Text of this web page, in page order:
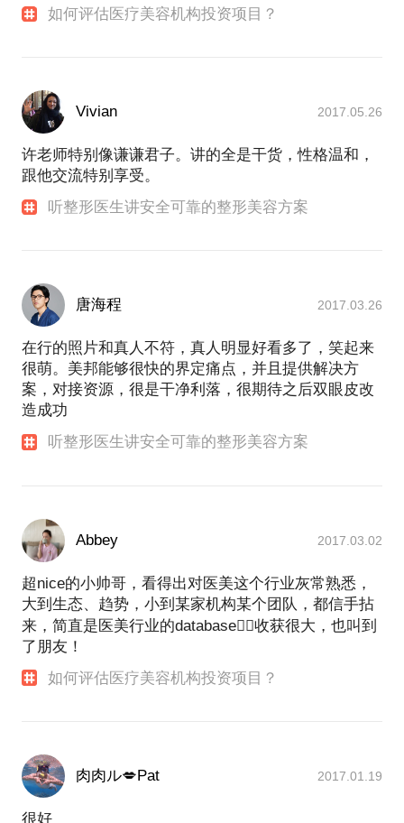
如何评估医疗美容机构投资项目？
Vivian 2017.05.26
许老师特别像谦谦君子。讲的全是干货，性格温和，
跟他交流特别享受。
听整形医生讲安全可靠的整形美容方案
唐海程 2017.03.26
在行的照片和真人不符，真人明显好看多了，笑起来
很萌。美邦能够很快的界定痛点，并且提供解决方
案，对接资源，很是干净利落，很期待之后双眼皮改
造成功
听整形医生讲安全可靠的整形美容方案
Abbey 2017.03.02
超nice的小帅哥，看得出对医美这个行业灰常熟悉，
大到生态、趋势，小到某家机构某个团队，都信手拈
来，简直是医美行业的database👍🏻收获很大，也叫到
了朋友！
如何评估医疗美容机构投资项目？
肉肉ル💋Pat 2017.01.19
很好